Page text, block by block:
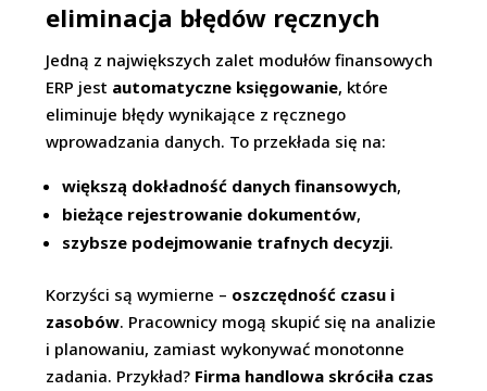
eliminacja błędów ręcznych
Jedną z największych zalet modułów finansowych
ERP jest automatyczne księgowanie, które
eliminuje błędy wynikające z ręcznego
wprowadzania danych. To przekłada się na:
większą dokładność danych finansowych,
bieżące rejestrowanie dokumentów,
szybsze podejmowanie trafnych decyzji.
Korzyści są wymierne – oszczędność czasu i
zasobów. Pracownicy mogą skupić się na analizie
i planowaniu, zamiast wykonywać monotonne
zadania. Przykład? Firma handlowa skróciła czas